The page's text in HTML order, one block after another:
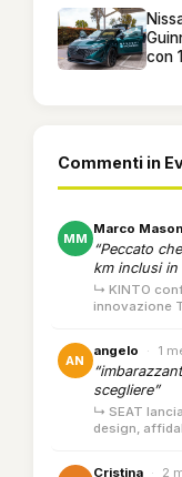
con
Commenti in
MM
Marco Mason
“Peccato
km inclusi in
↳ KINTO
innovazione
AN
angelo · 1
scegliere”
↳ SEAT
design,
Cristina · 2